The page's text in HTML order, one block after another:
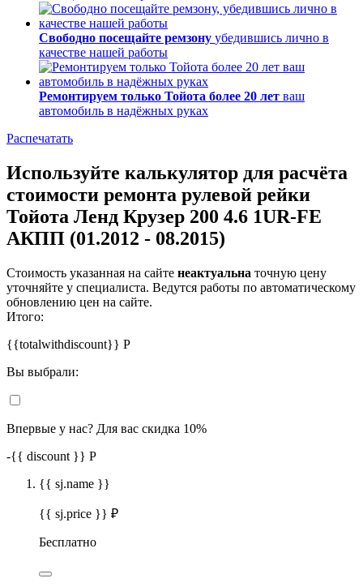
Свободно посещайте ремзону убедившись лично в
качестве нашей работы
Ремонтируем только Тойота более 20 лет ваш
автомобиль в надёжных руках
Распечатать
Используйте калькулятор для расчёта
стоимости ремонта рулевой рейки
Тойота Ленд Крузер 200 4.6 1UR-FE
АКПП (01.2012 - 08.2015)
Стоимость указанная на сайте неактуальна точную цену
уточняйте у специалиста. Ведутся работы по автоматическому
обновлению цен на сайте.
Итого:
{{totalwithdiscount}} Р
Вы выбрали:
Впервые у нас? Для вас скидка 10%
-{{ discount }} Р
{{ sj.name }}
{{ sj.price }} ₽
Бесплатно